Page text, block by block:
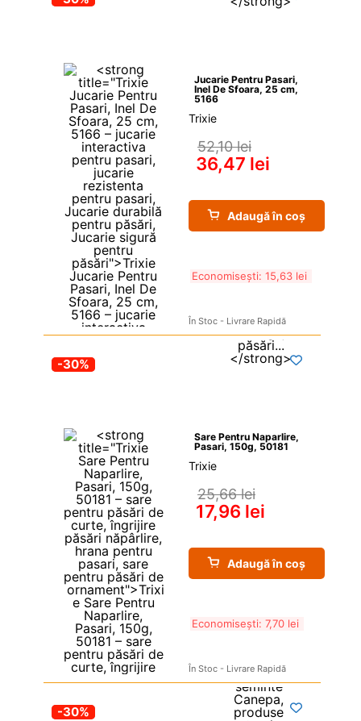
Jucarie Pentru Pasari,
Inel De Sfoara, 25 cm,
5166
Trixie
52,10 lei
36,47 lei
Adaugă în coș
Economisești: 15,63 lei
În Stoc - Livrare Rapidă
-30%
Sare Pentru Naparlire,
Pasari, 150g, 50181
Trixie
25,66 lei
17,96 lei
Adaugă în coș
Economisești: 7,70 lei
În Stoc - Livrare Rapidă
-30%